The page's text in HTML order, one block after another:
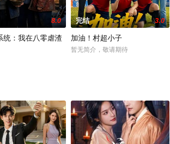
8.0
统：我在八零虐渣
完结 3.0
加油！村超小子
暂无简介，敬请期待